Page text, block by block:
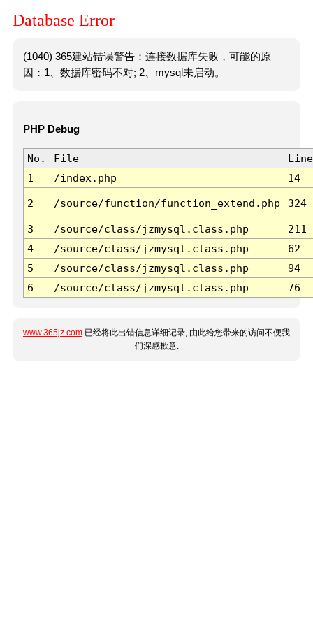
Database Error
(1040) 365建站错误警告：连接数据库失败，可能的原
因：1、数据库密码不对; 2、mysql未启动。
PHP Debug
No. File
Line
1
/index.php 14
2 /source/function/function_extend.php 324
3 /source/class/jzmysql.class.php
211
4
/source/class/jzmysql.class.php
62
5
/source/class/jzmysql.class.php
94
6
/source/class/jzmysql.class.php 76
www.365jz.com 已经将此出错信息详细记录, 由此给您带来的访问不便我
们深感歉意.